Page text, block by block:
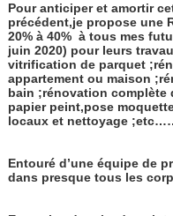
Pour anticiper et amortir
précédent,je propose une
20% à 40% à tous mes
juin 2020) pour leurs
vitrification de parquet
appartement ou maison
bain ;rénovation complète
papier peint,pose
locaux et nettoyage
Entouré d’une équipe de
dans presque tous les